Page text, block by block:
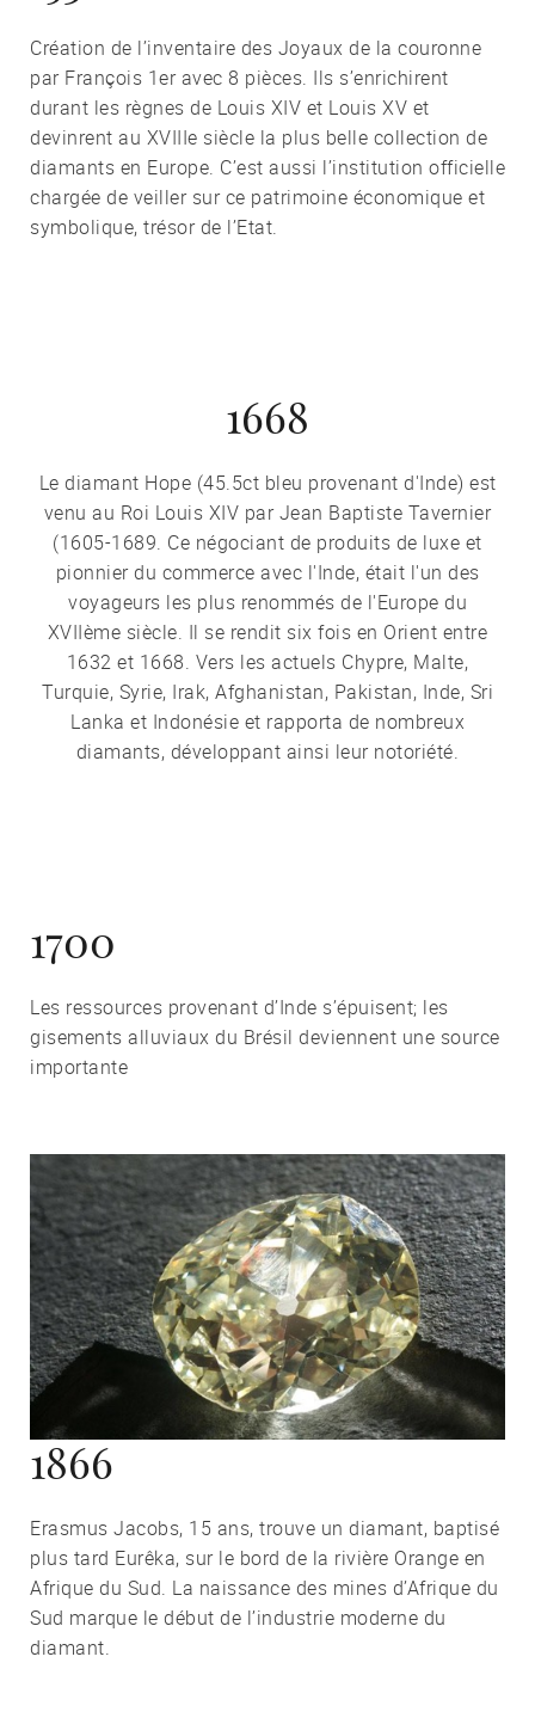
Création de l’inventaire des Joyaux de la couronne
par François 1er avec 8 pièces. Ils s’enrichirent
durant les règnes de Louis XIV et Louis XV et
devinrent au XVIIIe siècle la plus belle collection de
diamants en Europe. C’est aussi l’institution officielle
chargée de veiller sur ce patrimoine économique et
symbolique, trésor de l’Etat.
1668
Le diamant Hope (45.5ct bleu provenant d'Inde) est
venu au Roi Louis XIV par Jean Baptiste Tavernier
(1605-1689. Ce négociant de produits de luxe et
pionnier du commerce avec l'Inde, était l'un des
voyageurs les plus renommés de l'Europe du
XVIIème siècle. Il se rendit six fois en Orient entre
1632 et 1668. Vers les actuels Chypre, Malte,
Turquie, Syrie, Irak, Afghanistan, Pakistan, Inde, Sri
Lanka et Indonésie et rapporta de nombreux
diamants, développant ainsi leur notoriété.
1700
Les ressources provenant d’Inde s’épuisent; les
gisements alluviaux du Brésil deviennent une source
importante
1866
Erasmus Jacobs, 15 ans, trouve un diamant, baptisé
plus tard Eurêka, sur le bord de la rivière Orange en
Afrique du Sud. La naissance des mines d’Afrique du
Sud marque le début de l’industrie moderne du
diamant.